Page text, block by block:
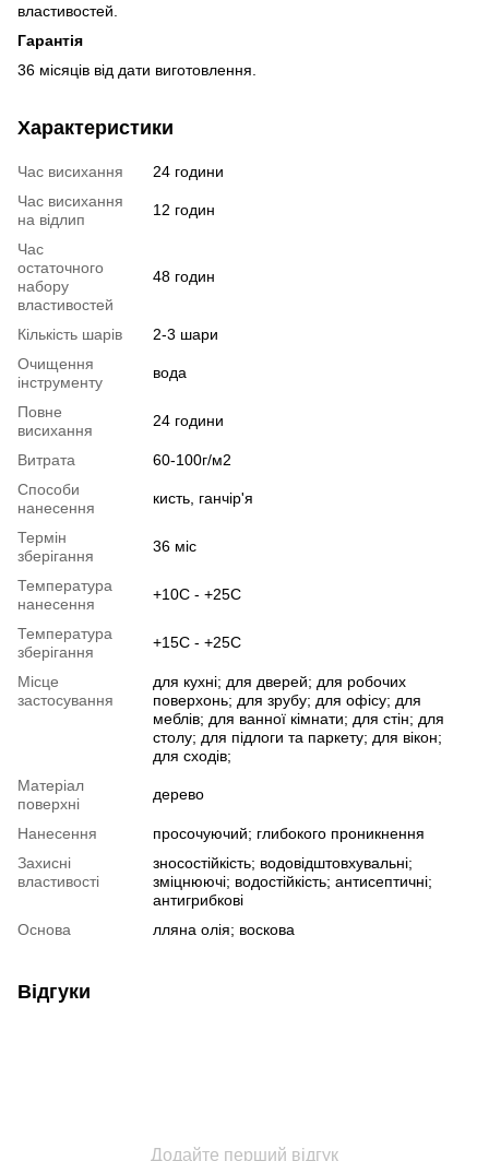
властивостей.
Гарантія
36 місяців від дати виготовлення.
Характеристики
Час висихання
24 години
Час висихання
на відлип
12 годин
Час
остаточного
набору
властивостей
48 годин
Кількість шарів
2-3 шари
Очищення
інструменту
вода
Повне
висихання
24 години
Витрата
60-100г/м2
Способи
нанесення
кисть, ганчір'я
Термін
зберігання
36 міс
Температура
нанесення
+10C - +25C
Температура
зберігання
+15C - +25C
Місце
застосування
для кухні; для дверей; для робочих
поверхонь; для зрубу; для офісу; для
меблів; для ванної кімнати; для стін; для
столу; для підлоги та паркету; для вікон;
для сходів;
Матеріал
поверхні
дерево
Нанесення
просочуючий; глибокого проникнення
Захисні
властивості
зносостійкість; водовідштовхувальні;
зміцнюючі; водостійкість; антисептичні;
антигрибкові
Основа
лляна олія; воскова
Відгуки
Додайте перший відгук